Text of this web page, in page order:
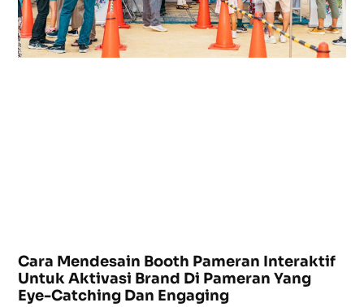
Cara Mendesain Booth Pameran Interaktif
Untuk Aktivasi Brand Di Pameran Yang
Eye-Catching Dan Engaging